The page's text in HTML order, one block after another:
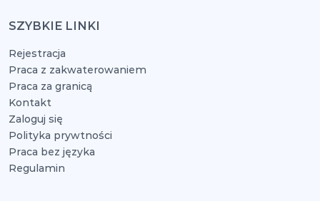
SZYBKIE LINKI
Rejestracja
Praca z zakwaterowaniem
Praca za granicą
Kontakt
Zaloguj się
Polityka prywtności
Praca bez języka
Regulamin